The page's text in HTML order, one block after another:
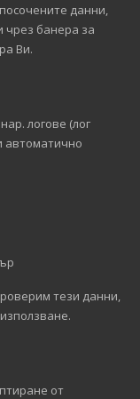
данни,
чрез банера за
Ви.
логове (лог
автоматично
тези данни,
от